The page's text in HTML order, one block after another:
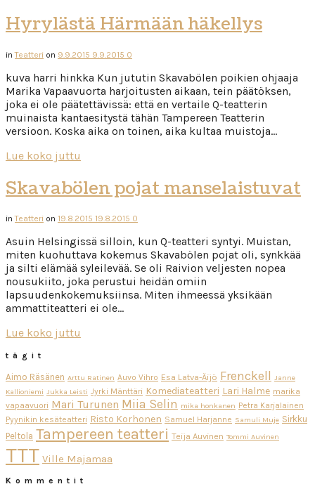
Hyrylästä Härmään häkellys
inTeatteri on 9.9.2015 9.9.2015 0
kuva harri hinkka Kun jututin Skavabölen poikien ohjaaja
Marika Vapaavuorta harjoitusten aikaan, tein päätöksen,
joka ei ole päätettävissä: että en vertaile Q-teatterin
muinaista kantaesitystä tähän Tampereen Teatterin
versioon. Koska aika on toinen, aika kultaa muistoja…
Lue koko juttu
Skavabölen pojat manselaistuvat
inTeatteri on 19.8.2015 19.8.2015 0
Asuin Helsingissä silloin, kun Q-teatteri syntyi. Muistan,
miten kuohuttava kokemus Skavabölen pojat oli, synkkää
ja silti elämää syleilevää. Se oli Raivion veljesten nopea
nousukiito, joka perustui heidän omiin
lapsuudenkokemuksiinsa. Miten ihmeessä yksikään
ammattiteatteri ei ole…
Lue koko juttu
tägit
Aimo Räsänen Arttu Ratinen Auvo Vihro Esa Latva-Äijö Frenckell Janne
Kallioniemi Jukka Leisti Jyrki Mänttäri Komediateatteri Lari Halme marika
vapaavuori Mari Turunen Miia Selin mika honkanen Petra Karjalainen
Pyynikin kesäteatteri Risto Korhonen Samuel Harjanne Samuli Muje Sirkku
Peltola Tampereen teatteri Teija Auvinen Tommi Auvinen
TTT Ville Majamaa
Kommentit